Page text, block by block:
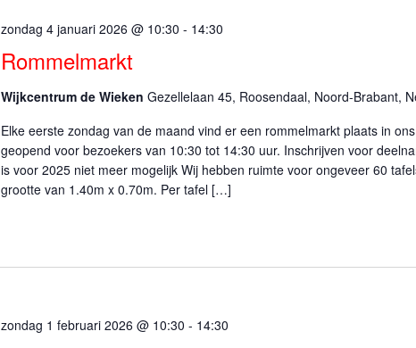
Rommelmarkt
zondag 4 januari 2026 @ 10:30 - 14:30
Wijkcentrum de Wieken Gezellelaan 45, Roosendaal, Noord-Brabant,
Elke eerste zondag van de maand vind er een rommelmarkt plaats in
geopend voor bezoekers van 10:30 tot 14:30 uur. Inschrijven voor
is voor 2025 niet meer mogelijk Wij hebben ruimte voor ongeveer 60
grootte van 1.40m x 0.70m. Per tafel […]
zondag 1 februari 2026 @ 10:30 - 14:30